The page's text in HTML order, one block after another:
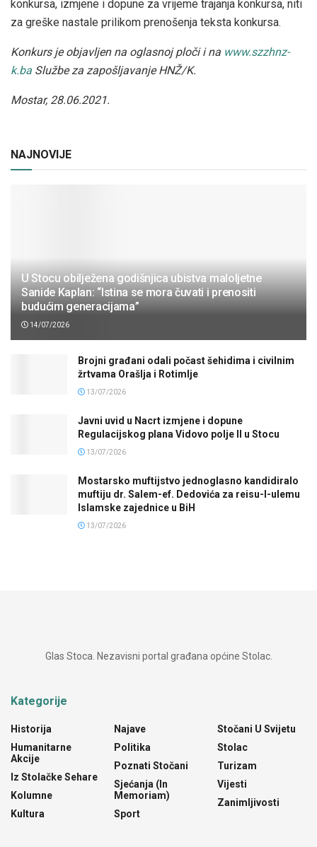
konkursa, izmjene i dopune za vrijeme trajanja konkursa, niti
za greške nastale prilikom prenošenja teksta konkursa.
Konkurs je objavljen na oglasnoj ploči i na www.szzhnz-
k.ba Službe za zapošljavanje HNŽ/K.
Mostar, 28.06.2021.
NAJNOVIJE
U Stocu obilježena godišnjica ubistva maloljetne
Sanide Kaplan: “Istina se mora čuvati i prenositi
budućim generacijama”
14/07/2026
Brojni građani odali počast šehidima i civilnim
žrtvama Orašlja i Rotimlje
13/07/2026
Javni uvid u Nacrt izmjene i dopune
Regulacijskog plana Vidovo polje II u Stocu
13/07/2026
Mostarsko muftijstvo jednoglasno kandidiralo
muftiju dr. Salem-ef. Dedovića za reisu-l-ulemu
Islamske zajednice u BiH
13/07/2026
Glas Stoca. Nezavisni portal građana općine Stolac.
Kategorije
Historija
Humanitarne
Akcije
Iz Stolačke Sehare
Kolumne
Kultura
Najave
Politika
Poznati Stočani
Sjećanja (In
Memoriam)
Sport
Stočani U Svijetu
Stolac
Turizam
Vijesti
Zanimljivosti